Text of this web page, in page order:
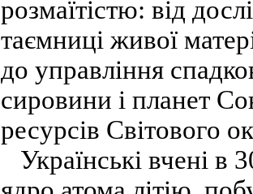
розмаїтістю: від
таємниці живої
до управління
сировини і планет
ресурсів Світового
Українські вчені в